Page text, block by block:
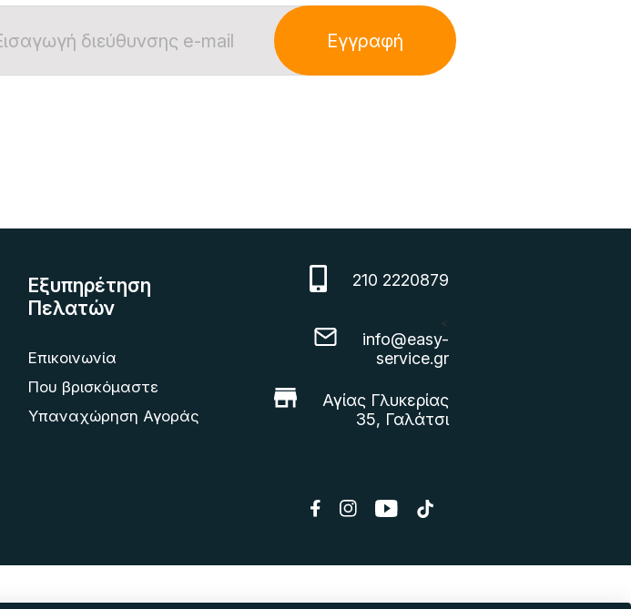
Εγγραφή
Εξυπηρέτηση
Πελατών
Επικοινωνία
Που βρισκόμαστε
Υπαναχώρηση Αγοράς
210 2220879
<
info@easy-
service.gr
Αγίας Γλυκερίας
35, Γαλάτσι